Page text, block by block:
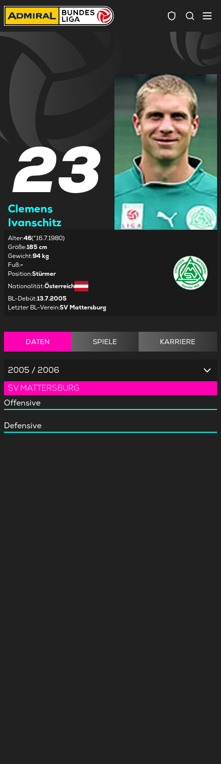
23
Clemens
Ivanschitz
Alter:46(*16.7.1980)
Größe:185 cm
Gewicht:94 kg
Fuß:-
Position:Stürmer
Nationalität:Österreich
BL-Debüt:13.7.2005
Letzter BL-Verein:SV Mattersburg
DATEN SPIELE KARRIERE
2005 / 2006
SV MATTERSBURG
Offensive
Defensive